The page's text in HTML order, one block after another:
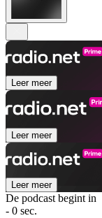
Leer meer
Leer meer
Leer meer
De podcast begint in
- 0 sec.